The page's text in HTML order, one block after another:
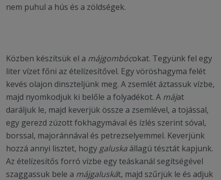
nem puhul a hús és a zöldségek.
Közben készítsük el a májgombócokat. Tegyünk fel egy
liter vízet főni az ételízesítővel. Egy vöröshagyma felét
kevés olajon dinszteljünk meg. A zsemlét áztassuk vízbe,
majd nyomkodjuk ki belőle a folyadékot. A májat
daráljuk le, majd keverjük össze a zsemlével, a tojással,
egy gerezd zúzott fokhagymával és ízlés szerint sóval,
borssal, majoránnával és petrezselyemmel. Keverjünk
hozzá annyi lisztet, hogy galuska állagú tésztát kapjunk.
Az ételízesítős forró vízbe egy teáskanál segítségével
szaggassuk bele a májgaluskát, majd szűrjük le és adjuk